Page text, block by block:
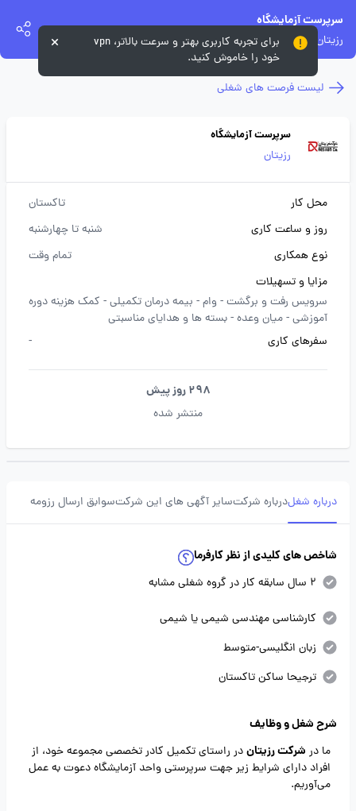
سرپرست آزمایشگاه
رزیتان
لیست فرصت های شغلی
سرپرست آزمایشگاه
رزیتان
محل کار
تاکستان
روز و ساعت کاری
شنبه تا چهارشنبه
نوع همکاری
تمام وقت
مزایا و تسهیلات
سرویس رفت و برگشت -وام - بیمه درمان تکمیلی - کمک هزینه دوره
آموزشی -میان وعده -بسته ها و هدایای مناسبتی
سفرهای کاری
-
298 روز پیش
منتشر شده
درباره شغلدرباره شرکتسایر آگهی های این شرکتسوابق ارسال رزومه
شاخص های کلیدی از نظر کارفرما
2 سال سابقه کار در گروه شغلی مشابه
کارشناسی مهندسی شیمی یا شیمی
زبان انگلیسی-متوسط
ترجیحا ساکن تاکستان
شرح شغل و وظایف
ما در شرکت رزیتاندر راستای تکمیل کادر تخصصی مجموعه خود، از
افراد دارای شرایط زیر جهت سرپرستی واحد آزمایشگاه دعوت به عمل
می‌آوریم.
برای تجربه کاربری بهتر و سرعت بالاتر، vpn
خود را خاموش کنید.